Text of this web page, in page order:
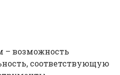
– возможность
соответствующую